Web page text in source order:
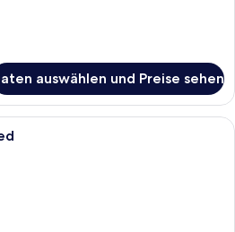
auswählen und Preise sehen
Family Room with Bunkbed |